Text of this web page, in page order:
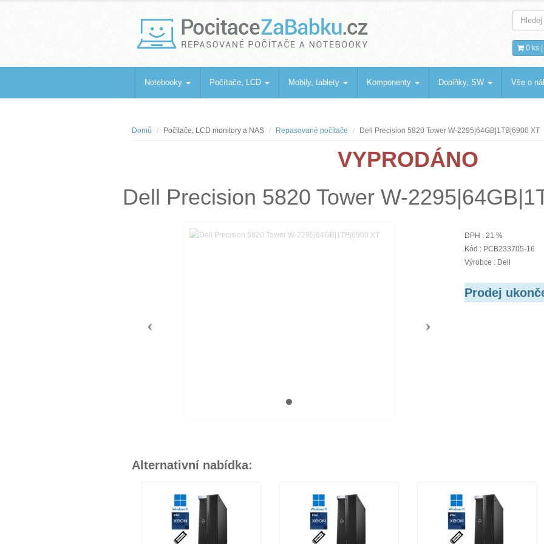
PocitaceZaBabku.cz
Repasované počítače a notebooky 0 ks |
Notebooky Počítače, LCD Mobily, tablety Komponenty Doplňky, SW Vše o
Domů Počítače, LCD monitory a NAS Repasované počítače Dell Precision 5820 Tower W-2295|64GB|1TB|6900 XT
VYPRODÁNO
Dell Precision 5820 Tower W-
DPH : 21 %
Kód : PCB233705-16
Výrobce : Dell
Prodej
Alternativní nabídka: